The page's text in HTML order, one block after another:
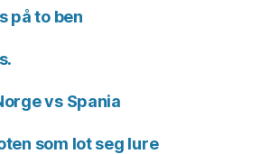
på to ben
vs Spania
som lot seg lure